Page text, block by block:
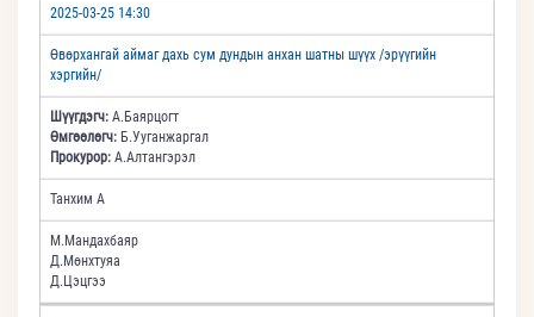
2025-03-25 14:30
Өвөрхангай аймаг дахь сум дундын анхан шатны шүүх /эрүүгийн
хэргийн/
Шүүгдэгч: А.Баярцогт
Өмгөөлөгч: Б.Ууганжаргал
Прокурор: А.Алтангэрэл
Танхим А
М.Мандахбаяр
Д.Мөнхтуяа
Д.Цэцгээ